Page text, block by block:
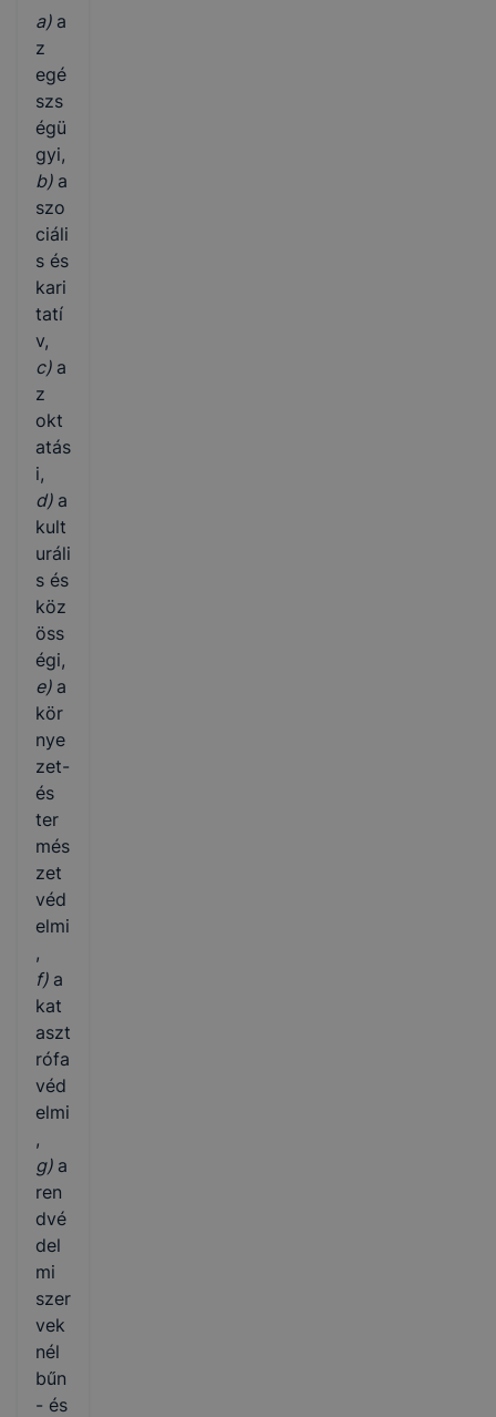
a) a
z
egé
szs
égü
gyi,
b) a
szo
ciáli
s és
kari
tatí
v,
c) a
z
okt
atás
i,
d) a
kult
uráli
s és
köz
öss
égi,
e) a
kör
nye
zet-
és
ter
més
zet
véd
elmi
,
f) a
kat
aszt
rófa
véd
elmi
,
g) a
ren
dvé
del
mi
szer
vek
nél
bűn
- és